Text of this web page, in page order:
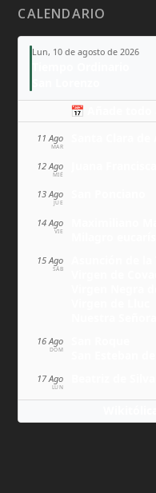
CALENDARIO
Lun, 10 de agosto de 2026
📅 Añade todo
11 Ago
MAR
12 Ago
MIÉ
13 Ago
JUE
14 Ago
VIE
15 Ago
SÁB
16 Ago
DOM
17 Ago
LUN